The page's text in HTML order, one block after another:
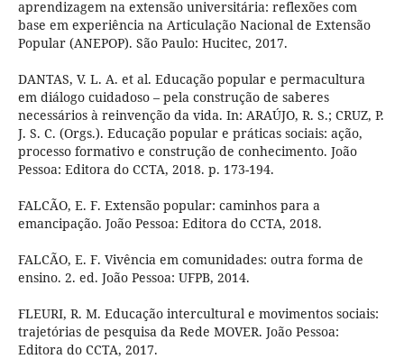
aprendizagem na extensão universitária: reflexões com
base em experiência na Articulação Nacional de Extensão
Popular (ANEPOP). São Paulo: Hucitec, 2017.
DANTAS, V. L. A. et al. Educação popular e permacultura
em diálogo cuidadoso – pela construção de saberes
necessários à reinvenção da vida. In: ARAÚJO, R. S.; CRUZ, P.
J. S. C. (Orgs.). Educação popular e práticas sociais: ação,
processo formativo e construção de conhecimento. João
Pessoa: Editora do CCTA, 2018. p. 173-194.
FALCÃO, E. F. Extensão popular: caminhos para a
emancipação. João Pessoa: Editora do CCTA, 2018.
FALCÃO, E. F. Vivência em comunidades: outra forma de
ensino. 2. ed. João Pessoa: UFPB, 2014.
FLEURI, R. M. Educação intercultural e movimentos sociais:
trajetórias de pesquisa da Rede MOVER. João Pessoa:
Editora do CCTA, 2017.